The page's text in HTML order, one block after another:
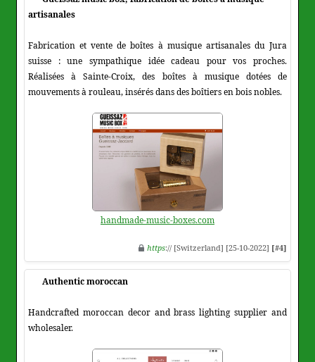
artisanales
Fabrication et vente de boîtes à musique artisanales du Jura
suisse : une sympathique idée cadeau pour vos proches.
Réalisées à Sainte-Croix, des boîtes à musique dotées de
mouvements à rouleau, insérés dans des boîtiers en bois nobles.
handmade-music-boxes.com
https:// [Switzerland] [25-10-2022] [#4]
Authentic moroccan
Handcrafted moroccan decor and brass lighting supplier and
wholesaler.